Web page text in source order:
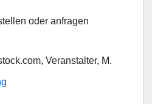
oder anfragen
Veranstalter, M.